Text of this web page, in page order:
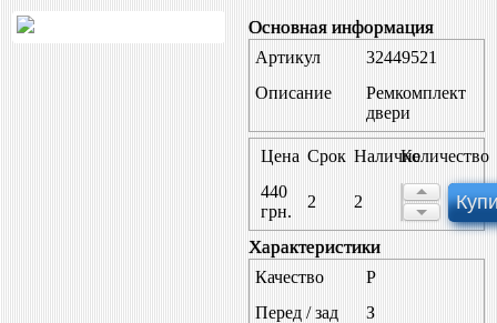
Основная информация
Артикул
32449521
Описание
Ремкомплект
двери
Цена Срок НаличиеКоличество
440
грн.
2 2
Характеристики
Качество
P
Перед / зад
З